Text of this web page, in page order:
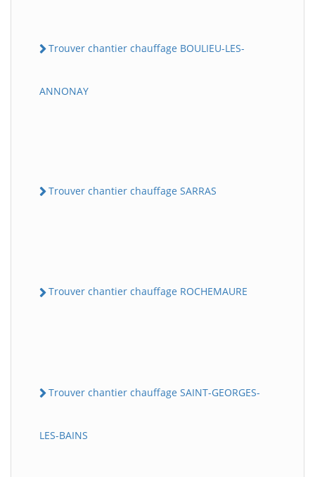
Trouver chantier chauffage BOULIEU-LES-
ANNONAY
Trouver chantier chauffage SARRAS
Trouver chantier chauffage ROCHEMAURE
Trouver chantier chauffage SAINT-GEORGES-
LES-BAINS